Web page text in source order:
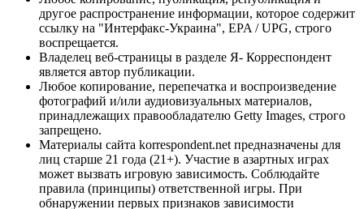
другое распространение информации, которое содержит
ссылку на "Интерфакс-Украина", EPA / UPG, строго
воспрещается.
Владелец веб-страницы в разделе Я- Корреспондент
является автор публикации.
Любое копирование, перепечатка и воспроизведение
фотографий и/или аудиовизуальных материалов,
принадлежащих правообладателю Getty Images, строго
запрещено.
Материалы сайта korrespondent.net предназначены для
лиц старше 21 года (21+). Участие в азартных играх
может вызвать игровую зависимость. Соблюдайте
правила (принципы) ответственной игры. При
обнаружении первых признаков зависимости